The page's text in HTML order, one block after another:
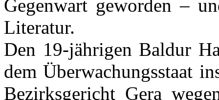
Gegenwart geworden –
Literatur.
Den 19-jährigen Baldur
dem Überwachungsstaat
Bezirksgericht Gera